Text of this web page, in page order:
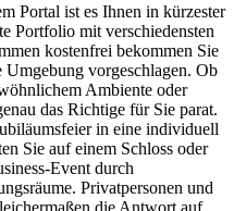
Portal ist es Ihnen in kürzester
Portfolio mit verschiedensten
kostenfrei bekommen Sie
vorgeschlagen. Ob
Ambiente oder
das Richtige für Sie parat.
in eine individuell
Sie auf einem Schloss oder
Event durch
Privatpersonen und
die Antwort auf